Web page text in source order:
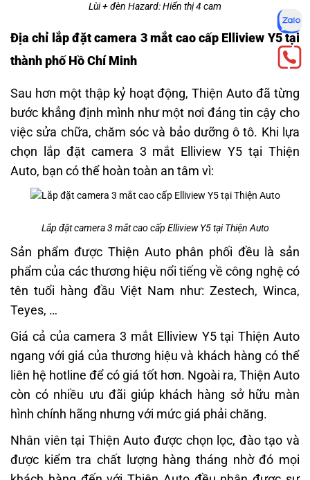
Lùi + đèn Hazard: Hiển thị 4 cam
Địa chỉ lắp đặt camera 3 mắt cao cấp Elliview Y5 tại
thành phố Hồ Chí Minh
Sau hơn một thập kỷ hoạt động, Thiện Auto đã từng
bước khẳng định mình như một nơi đáng tin cậy cho
việc sửa chữa, chăm sóc và bảo dưỡng ô tô. Khi lựa
chọn lắp đặt camera 3 mắt Elliview Y5 tại Thiện
Auto, bạn có thể hoàn toàn an tâm vì:
Lắp đặt camera 3 mắt cao cấp Elliview Y5 tại Thiện Auto
Sản phẩm được Thiện Auto phân phối đều là sản
phẩm của các thương hiệu nổi tiếng về công nghệ có
tên tuổi hàng đầu Việt Nam như: Zestech, Winca,
Teyes, …
Giá cả của camera 3 mắt Elliview Y5 tại Thiện Auto
ngang với giá của thương hiệu và khách hàng có thể
liên hệ hotline để có giá tốt hơn. Ngoài ra, Thiện Auto
còn có nhiều ưu đãi giúp khách hàng sở hữu màn
hình chính hãng nhưng với mức giá phải chăng.
Nhân viên tại Thiện Auto được chọn lọc, đào tạo và
được kiểm tra chất lượng hàng tháng nhờ đó mọi